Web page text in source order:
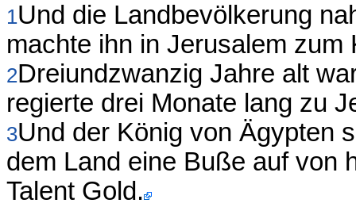
1Und die Landbevölkerung
machte ihn in Jerusalem
2Dreiundzwanzig Jahre alt
regierte drei Monate lang zu
3Und der König von Ägypten
dem Land eine Buße auf von
Talent Gold.